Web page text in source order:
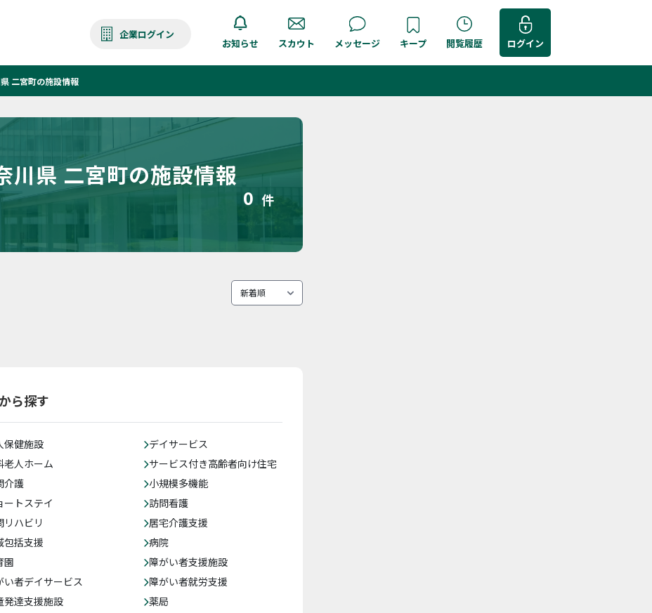
企業ログイン
お知らせ スカウト メッセージ キープ 閲覧履歴 ログイン
二宮町の施設情報
川県 二宮町の施設情報
0 件
ら探す
保健施設
デイサービス
老人ホーム
サービス付き高齢者向け住宅
介護
小規模多機能
ートステイ
訪問看護
リハビリ
居宅介護支援
包括支援
病院
園
障がい者支援施設
い者デイサービス
障がい者就労支援
発達支援施設
薬局